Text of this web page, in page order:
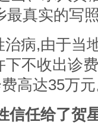
最真实的写
病,由于当
不收出诊
高达35万
信任给了贺